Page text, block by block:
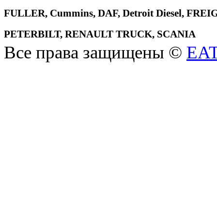
FULLER, Cummins, DAF, Detroit Diesel,
PETERBILT, RENAULT TRUCK, SCANIA
Все права защищены ©